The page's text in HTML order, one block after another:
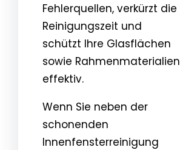
Fehlerquellen, verkürzt die
Reinigungszeit und
schützt Ihre Glasflächen
sowie Rahmenmaterialien
effektiv.
Wenn Sie neben der
schonenden
Innenfensterreinigung